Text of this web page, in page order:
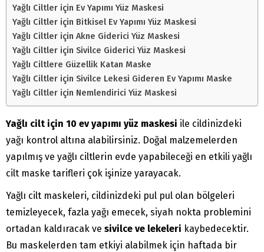
Yağlı Ciltler için Ev Yapımı Yüz Maskesi
Yağlı Ciltler için Bitkisel Ev Yapımı Yüz Maskesi
Yağlı Ciltler için Akne Giderici Yüz Maskesi
Yağlı Ciltler için Sivilce Giderici Yüz Maskesi
Yağlı Ciltlere Güzellik Katan Maske
Yağlı Ciltler için Sivilce Lekesi Gideren Ev Yapımı Maske
Yağlı Ciltler için Nemlendirici Yüz Maskesi
Yağlı cilt için 10 ev yapımı yüz maskesi ile cildinizdeki
yağı kontrol altına alabilirsiniz. Doğal malzemelerden
yapılmış ve yağlı ciltlerin evde yapabileceği en etkili yağlı
cilt maske tarifleri çok işinize yarayacak.
Yağlı cilt maskeleri, cildinizdeki pul pul olan bölgeleri
temizleyecek, fazla yağı emecek, siyah nokta problemini
ortadan kaldıracak ve sivilce ve lekeleri kaybedecektir.
Bu maskelerden tam etkiyi alabilmek için haftada bir